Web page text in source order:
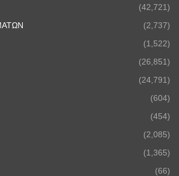
(42,721)
(2,737)
(1,522)
(26,851)
(24,791)
(604)
(454)
(2,085)
(1,365)
(66)